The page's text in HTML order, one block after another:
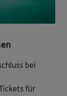
bei
für